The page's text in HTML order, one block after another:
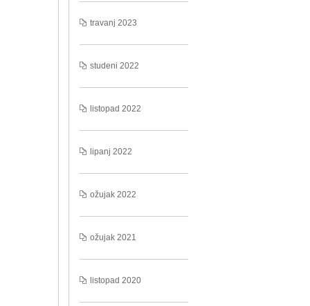
travanj 2023
studeni 2022
listopad 2022
lipanj 2022
ožujak 2022
ožujak 2021
listopad 2020